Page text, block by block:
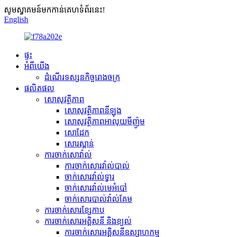
សូមស្វាគមន៍មកកាន់គេហទំព័រនេះ!
English
ផ្ទះ
អំពីយើង
ដំណើរទស្សនកិច្ចរោងចក្រ
ផលិតផល
សោសុវត្ថិភាព
សោសុវត្ថិភាពនីឡុង
សោសុវត្ថិភាពអាលុយមីញ៉ូម
សោដែក
សោរស្ពាន់
ការចាក់សោវ៉ាល់
ការចាក់សោរវ៉ាល់បាល់
ចាក់សោរវ៉ាល់ទ្វារ
ចាក់សោរវ៉ាល់មេអំបៅ
ចាក់សោរបាល់វ៉ាល់គែម
ការចាក់សោរខ្សែកាប
ការចាក់សោរអគ្គិសនី និងខ្យល់
ការចាក់សោរអគ្គិសនីឧស្សាហកម្ម